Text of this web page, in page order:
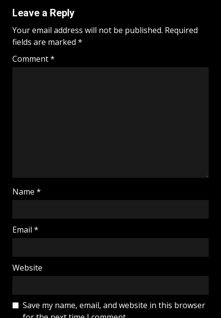
Leave a Reply
Your email address will not be published. Required
fields are marked *
Comment*
Name *
Email *
Website
Save my name, email, and website in this browser